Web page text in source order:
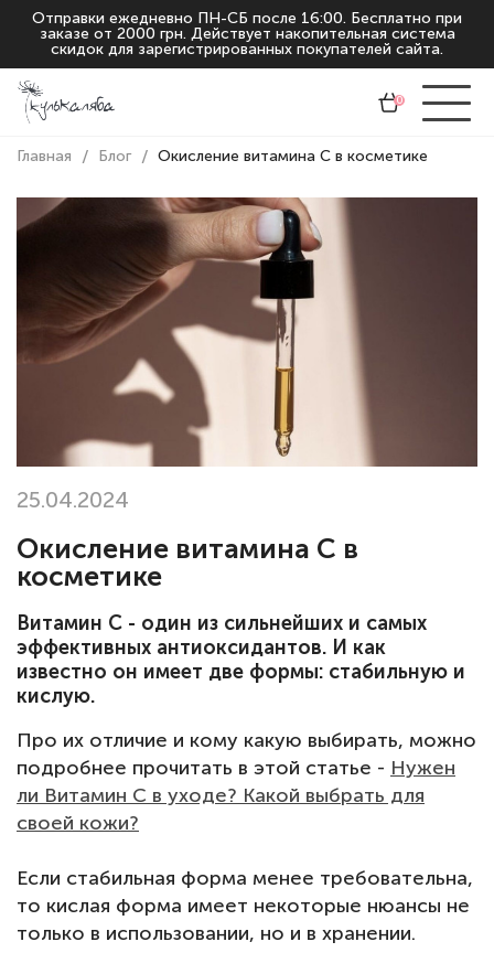
Отправки ежедневно ПН-СБ после 16:00. Бесплатно при
заказе от 2000 грн. Действует накопительная система
скидок для зарегистрированных покупателей сайта.
0
Главная Блог Окисление витамина С в косметике
25.04.2024
Окисление витамина С в
косметике
Витамин С - один из сильнейших и самых
эффективных антиоксидантов. И как
известно он имеет две формы: стабильную и
кислую.
Про их отличие и кому какую выбирать, можно
подробнее прочитать в этой статье - Нужен
ли Витамин С в уходе? Какой выбрать для
своей кожи?
Если стабильная форма менее требовательна,
то кислая форма имеет некоторые нюансы не
только в использовании, но и в хранении.